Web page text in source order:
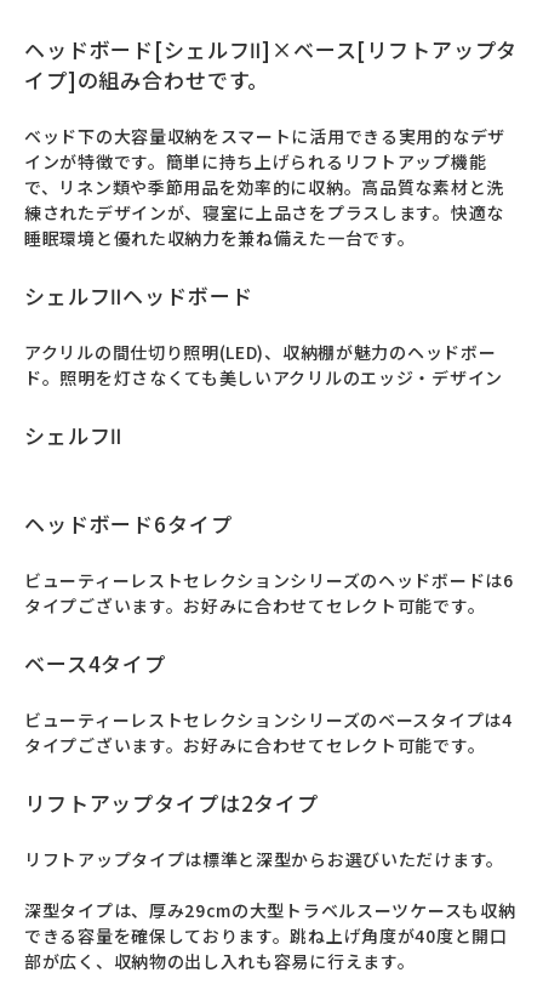
ヘッドボード[シェルフⅡ]×ベース[リフトアップタ
イプ]の組み合わせです。
ベッド下の大容量収納をスマートに活用できる実用的なデザ
インが特徴です。簡単に持ち上げられるリフトアップ機能
で、リネン類や季節用品を効率的に収納。高品質な素材と洗
練されたデザインが、寝室に上品さをプラスします。快適な
睡眠環境と優れた収納力を兼ね備えた一台です。
シェルフⅡヘッドボード
アクリルの間仕切り照明(LED)、収納棚が魅力のヘッドボー
ド。照明を灯さなくても美しいアクリルのエッジ・デザイン
シェルフⅡ
ヘッドボード6タイプ
ビューティーレストセレクションシリーズのヘッドボードは6
タイプございます。お好みに合わせてセレクト可能です。
ベース4タイプ
ビューティーレストセレクションシリーズのベースタイプは4
タイプございます。お好みに合わせてセレクト可能です。
リフトアップタイプは2タイプ
リフトアップタイプは標準と深型からお選びいただけます。
深型タイプは、厚み29cmの大型トラベルスーツケースも収納
できる容量を確保しております。跳ね上げ角度が40度と開口
部が広く、収納物の出し入れも容易に行えます。